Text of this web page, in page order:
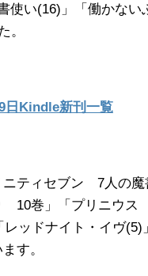
使い(16)」「働かな
。
日Kindle新刊一覧
ニティセブン 7人の魔
10巻」「プリニウス
ッドナイト・イヴ(5)
す。